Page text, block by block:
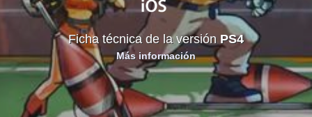
Ficha técnica de la versión PS4
Más información